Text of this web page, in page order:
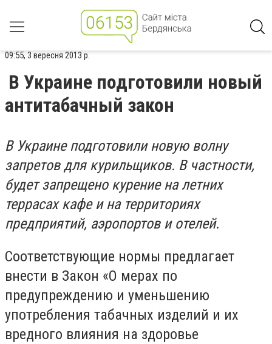
09:55, 3 вересня 2013 р.
В Украине подготовили новый
антитабачный закон
В Украине подготовили новую волну
запретов для курильщиков. В частности,
будет запрещено курение на летних
террасах кафе и на территориях
предприятий, аэропортов и отелей.
Соответствующие нормы предлагает
внести в Закон «О мерах по
предупреждению и уменьшению
употребления табачных изделий и их
вредного влияния на здоровье